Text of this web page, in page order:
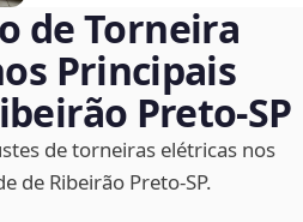
de Torneira
Principais
Preto‑SP
de torneiras elétricas nos
de Ribeirão Preto‑SP.